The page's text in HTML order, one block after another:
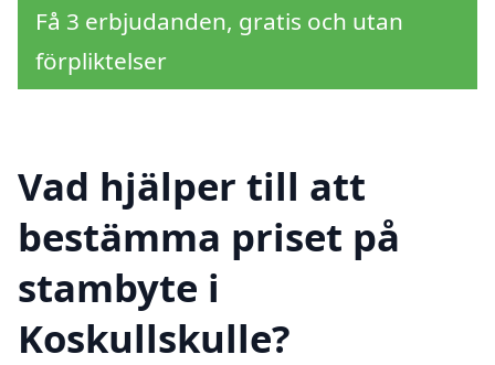
Få 3 erbjudanden, gratis och utan
förpliktelser
Vad hjälper till att
bestämma priset på
stambyte i
Koskullskulle?